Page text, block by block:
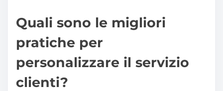
Quali sono le migliori
pratiche per
personalizzare il servizio
clienti?